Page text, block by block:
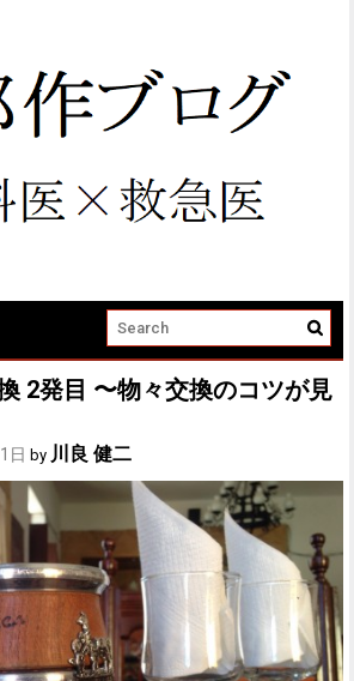
2発目 〜物々交換のコツが見
日 by 川良 健二